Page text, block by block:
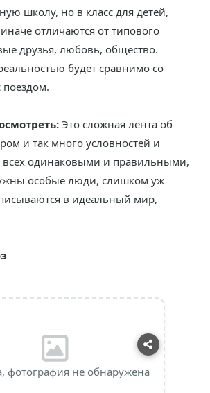
школу, но в класс для детей,
отличаются от типового
друзья, любовь, общество.
будет сравнимо со
поездом.
Это сложная лента об
и так много условностей и
всех одинаковыми и правильными,
особые люди, слишком уж
в идеальный мир,
фотография не обнаружена